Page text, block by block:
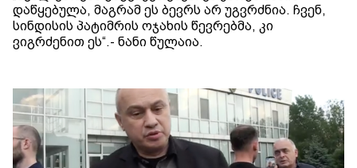
დაწყებულა, მაგრამ ეს ბევრს არ უგვრძნია. ჩვენ,
სინდისის პატიმრის ოჯახის წევრებმა, კი
ვიგრძენით ეს“.- ნანი წულაია.